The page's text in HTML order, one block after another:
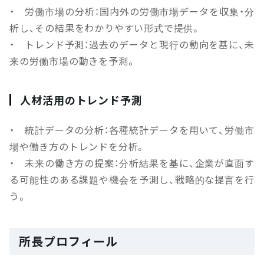
・ 労働市場の分析：国内外の労働市場データを収集・分
析し、その結果をわかりやすい形式で提供。
・ トレンド予測：過去のデータと現行の動向を基に、未
来の労働市場の動きを予測。
人材活用のトレンド予測
・ 統計データの分析：各種統計データを用いて、労働市
場や働き方のトレンドを分析。
・ 未来の働き方の提案：分析結果を基に、企業が直面す
る可能性のある課題や機会を予測し、戦略的な提言を行
う。
所長プロフィール